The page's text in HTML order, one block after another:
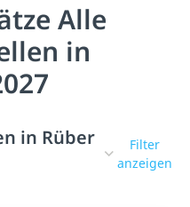
Alle
in
in Rüber
Filter
anzeigen